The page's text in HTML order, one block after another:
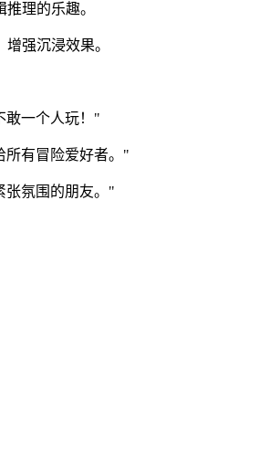
理的乐趣。
强沉浸效果。
敢一个人玩！"
所有冒险爱好者。"
张氛围的朋友。"